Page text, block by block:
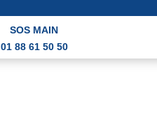
SOS MAIN
01 88 61 50 50